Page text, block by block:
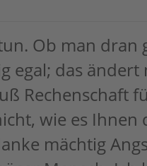
Ob man dran
egal; das ändert
Rechenschaft
wie es Ihnen
mächtig